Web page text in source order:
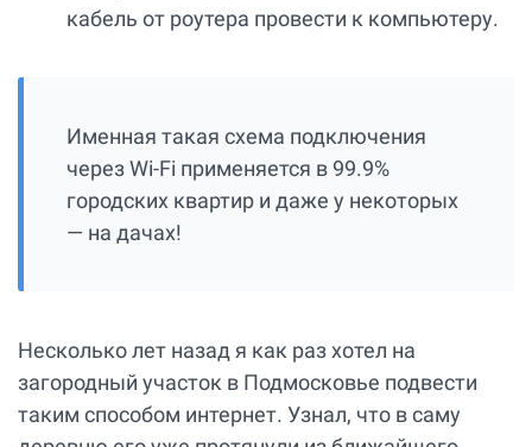
кабель от роутера провести к компьютеру.
Именная такая схема подключения
через Wi-Fi применяется в 99.9%
городских квартир и даже у некоторых
— на дачах!
Несколько лет назад я как раз хотел на
загородный участок в Подмосковье подвести
таким способом интернет. Узнал, что в саму